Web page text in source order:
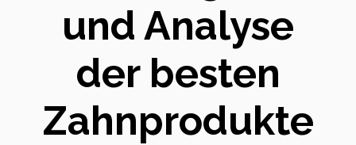
und Analyse
der besten
Zahnprodukte